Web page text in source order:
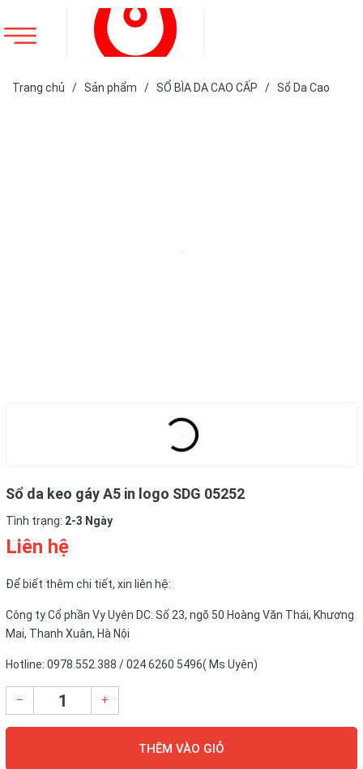
Trang chủ / Sản phẩm / SỔ BÌA DA CAO CẤP / Sổ Da Cao
Sổ da keo gáy A5 in logo SDG 05252
Tình trạng: 2-3 Ngày
Liên hệ
Để biết thêm chi tiết, xin liên hệ:
Công ty Cổ phần Vy Uyên DC: Số 23, ngõ 50 Hoàng Văn Thái, Khương
Mai, Thanh Xuân, Hà Nội
Hotline: 0978.552.388 / 024 6260 5496( Ms Uyên)
– +
THÊM VÀO GIỎ